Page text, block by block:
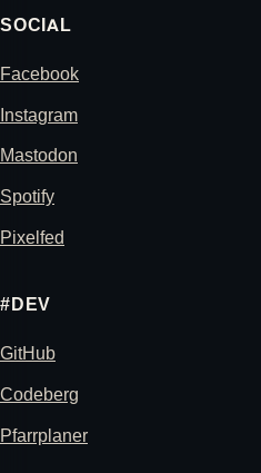
SOCIAL
Facebook
Instagram
Mastodon
Spotify
Pixelfed
#DEV
GitHub
Codeberg
Pfarrplaner